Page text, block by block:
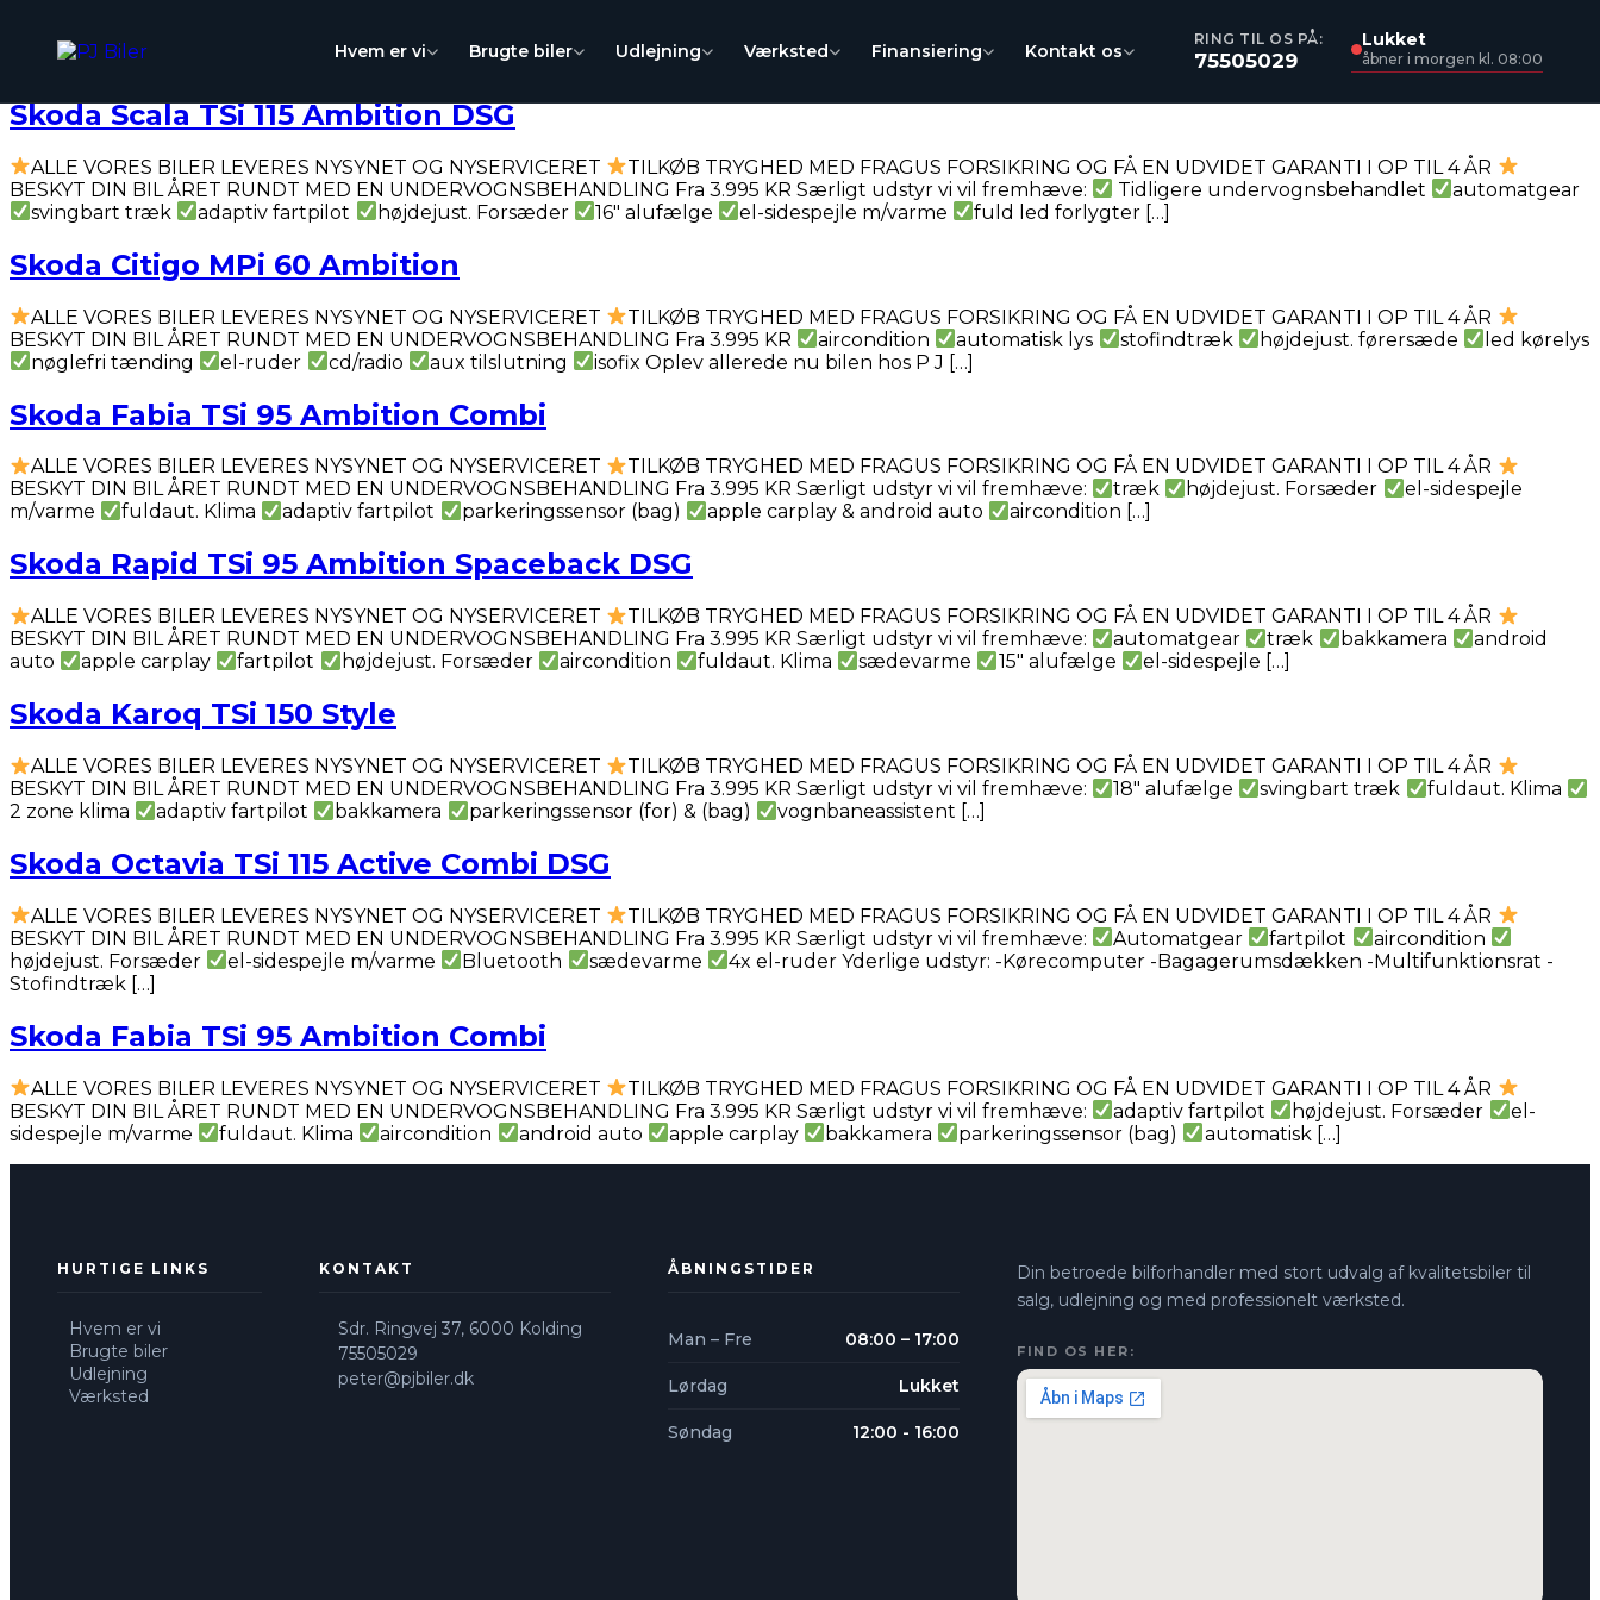
Hvem er vi Brugte biler Udlejning Værksted Finansiering Kontakt os
RING TIL OS PÅ:
75505029
Lukket
åbner i morgen kl. 08:00
Mærke:
Skoda Scala TSi 115 Ambition DSG
ALLE VORES BILER LEVERES NYSYNET OG NYSERVICERET
TILKØB TRYGHED MED FRAGUS FORSIKRING OG FÅ EN UDVIDET GARANTI I OP TIL 4 ÅR
BESKYT DIN BIL ÅRET RUNDT MED EN UNDERVOGNSBEHANDLING Fra 3.995 KR Særligt udstyr vi vil fremhæve:
Tidligere undervognsbehandlet
automatgear
svingbart træk
adaptiv fartpilot højdejust. Forsæder 16″ alufælge el-sidespejle m/varme fuld led forlygter […]
Skoda Citigo MPi 60 Ambition
ALLE VORES BILER LEVERES NYSYNET OG NYSERVICERET
TILKØB TRYGHED MED FRAGUS FORSIKRING OG FÅ EN UDVIDET GARANTI I OP TIL 4 ÅR
BESKYT DIN BIL ÅRET RUNDT MED EN UNDERVOGNSBEHANDLING Fra 3.995 KR
aircondition automatisk lys stofindtræk højdejust. førersæde
led kørelys
nøglefri tænding
el-ruder cd/radio aux tilslutning isofix Oplev allerede nu bilen hos P J […]
Skoda Fabia TSi 95 Ambition Combi
ALLE VORES BILER LEVERES NYSYNET OG NYSERVICERET
TILKØB TRYGHED MED FRAGUS FORSIKRING OG FÅ EN UDVIDET GARANTI I OP TIL 4 ÅR
BESKYT DIN BIL ÅRET RUNDT MED EN UNDERVOGNSBEHANDLING Fra 3.995 KR Særligt udstyr vi vil fremhæve:
træk højdejust. Forsæder
el-sidespejle
m/varme
fuldaut. Klima adaptiv fartpilot parkeringssensor (bag) apple carplay & android auto aircondition […]
Skoda Rapid TSi 95 Ambition Spaceback DSG
ALLE VORES BILER LEVERES NYSYNET OG NYSERVICERET
TILKØB TRYGHED MED FRAGUS FORSIKRING OG FÅ EN UDVIDET GARANTI I OP TIL 4 ÅR
BESKYT DIN BIL ÅRET RUNDT MED EN UNDERVOGNSBEHANDLING Fra 3.995 KR Særligt udstyr vi vil fremhæve:
automatgear træk bakkamera
android
auto
apple carplay fartpilot højdejust. Forsæder aircondition fuldaut. Klima sædevarme 15″ alufælge el-sidespejle […]
Skoda Karoq TSi 150 Style
ALLE VORES BILER LEVERES NYSYNET OG NYSERVICERET
TILKØB TRYGHED MED FRAGUS FORSIKRING OG FÅ EN UDVIDET GARANTI I OP TIL 4 ÅR
BESKYT DIN BIL ÅRET RUNDT MED EN UNDERVOGNSBEHANDLING Fra 3.995 KR Særligt udstyr vi vil fremhæve:
18″ alufælge svingbart træk
fuldaut. Klima
2 zone klima
adaptiv fartpilot bakkamera parkeringssensor (for) & (bag) vognbaneassistent […]
Skoda Octavia TSi 115 Active Combi DSG
ALLE VORES BILER LEVERES NYSYNET OG NYSERVICERET
TILKØB TRYGHED MED FRAGUS FORSIKRING OG FÅ EN UDVIDET GARANTI I OP TIL 4 ÅR
BESKYT DIN BIL ÅRET RUNDT MED EN UNDERVOGNSBEHANDLING Fra 3.995 KR Særligt udstyr vi vil fremhæve:
Automatgear fartpilot
aircondition
højdejust. Forsæder
el-sidespejle m/varme Bluetooth sædevarme
4x el-ruder Yderlige udstyr: -Kørecomputer -Bagagerumsdækken -Multifunktionsrat -
Stofindtræk […]
Skoda Fabia TSi 95 Ambition Combi
ALLE VORES BILER LEVERES NYSYNET OG NYSERVICERET
TILKØB TRYGHED MED FRAGUS FORSIKRING OG FÅ EN UDVIDET GARANTI I OP TIL 4 ÅR
BESKYT DIN BIL ÅRET RUNDT MED EN UNDERVOGNSBEHANDLING Fra 3.995 KR Særligt udstyr vi vil fremhæve:
adaptiv fartpilot højdejust. Forsæder
el-
sidespejle m/varme
fuldaut. Klima aircondition android auto apple carplay bakkamera parkeringssensor (bag) automatisk […]
HURTIGE LINKS
Hvem er vi
Brugte biler
Udlejning
Værksted
KONTAKT
Sdr. Ringvej 37, 6000 Kolding​
75505029
peter@pjbiler.dk
ÅBNINGSTIDER
Man – Fre 08:00 – 17:00
Lørdag Lukket
Søndag 12:00 - 16:00
Din betroede bilforhandler med stort udvalg af kvalitetsbiler til
salg, udlejning og med professionelt værksted.
FIND OS HER: